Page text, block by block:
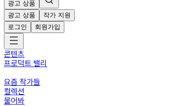
광고 상품
광고 상품
작가 지원
로그인
회원가입
콘텐츠
프로덕트 밸리
요즘 작가들
컬렉션
물어봐